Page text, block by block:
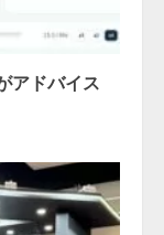
アドバイス